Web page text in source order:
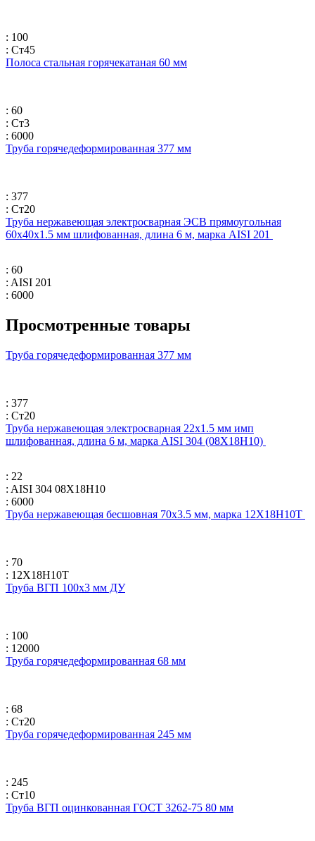
: 100
: Ст45
Полоса стальная горячекатаная 60 мм
: 60
: Ст3
: 6000
Труба горячедеформированная 377 мм
: 377
: Ст20
Труба нержавеющая электросварная ЭСВ прямоугольная
60х40х1.5 мм шлифованная, длина 6 м, марка AISI 201
: 60
: AISI 201
: 6000
Просмотренные товары
Труба горячедеформированная 377 мм
: 377
: Ст20
Труба нержавеющая электросварная 22х1.5 мм имп
шлифованная, длина 6 м, марка AISI 304 (08Х18Н10)
: 22
: AISI 304 08Х18Н10
: 6000
Труба нержавеющая бесшовная 70х3.5 мм, марка 12Х18Н10Т
: 70
: 12Х18Н10Т
Труба ВГП 100х3 мм ДУ
: 100
: 12000
Труба горячедеформированная 68 мм
: 68
: Ст20
Труба горячедеформированная 245 мм
: 245
: Ст10
Труба ВГП оцинкованная ГОСТ 3262-75 80 мм